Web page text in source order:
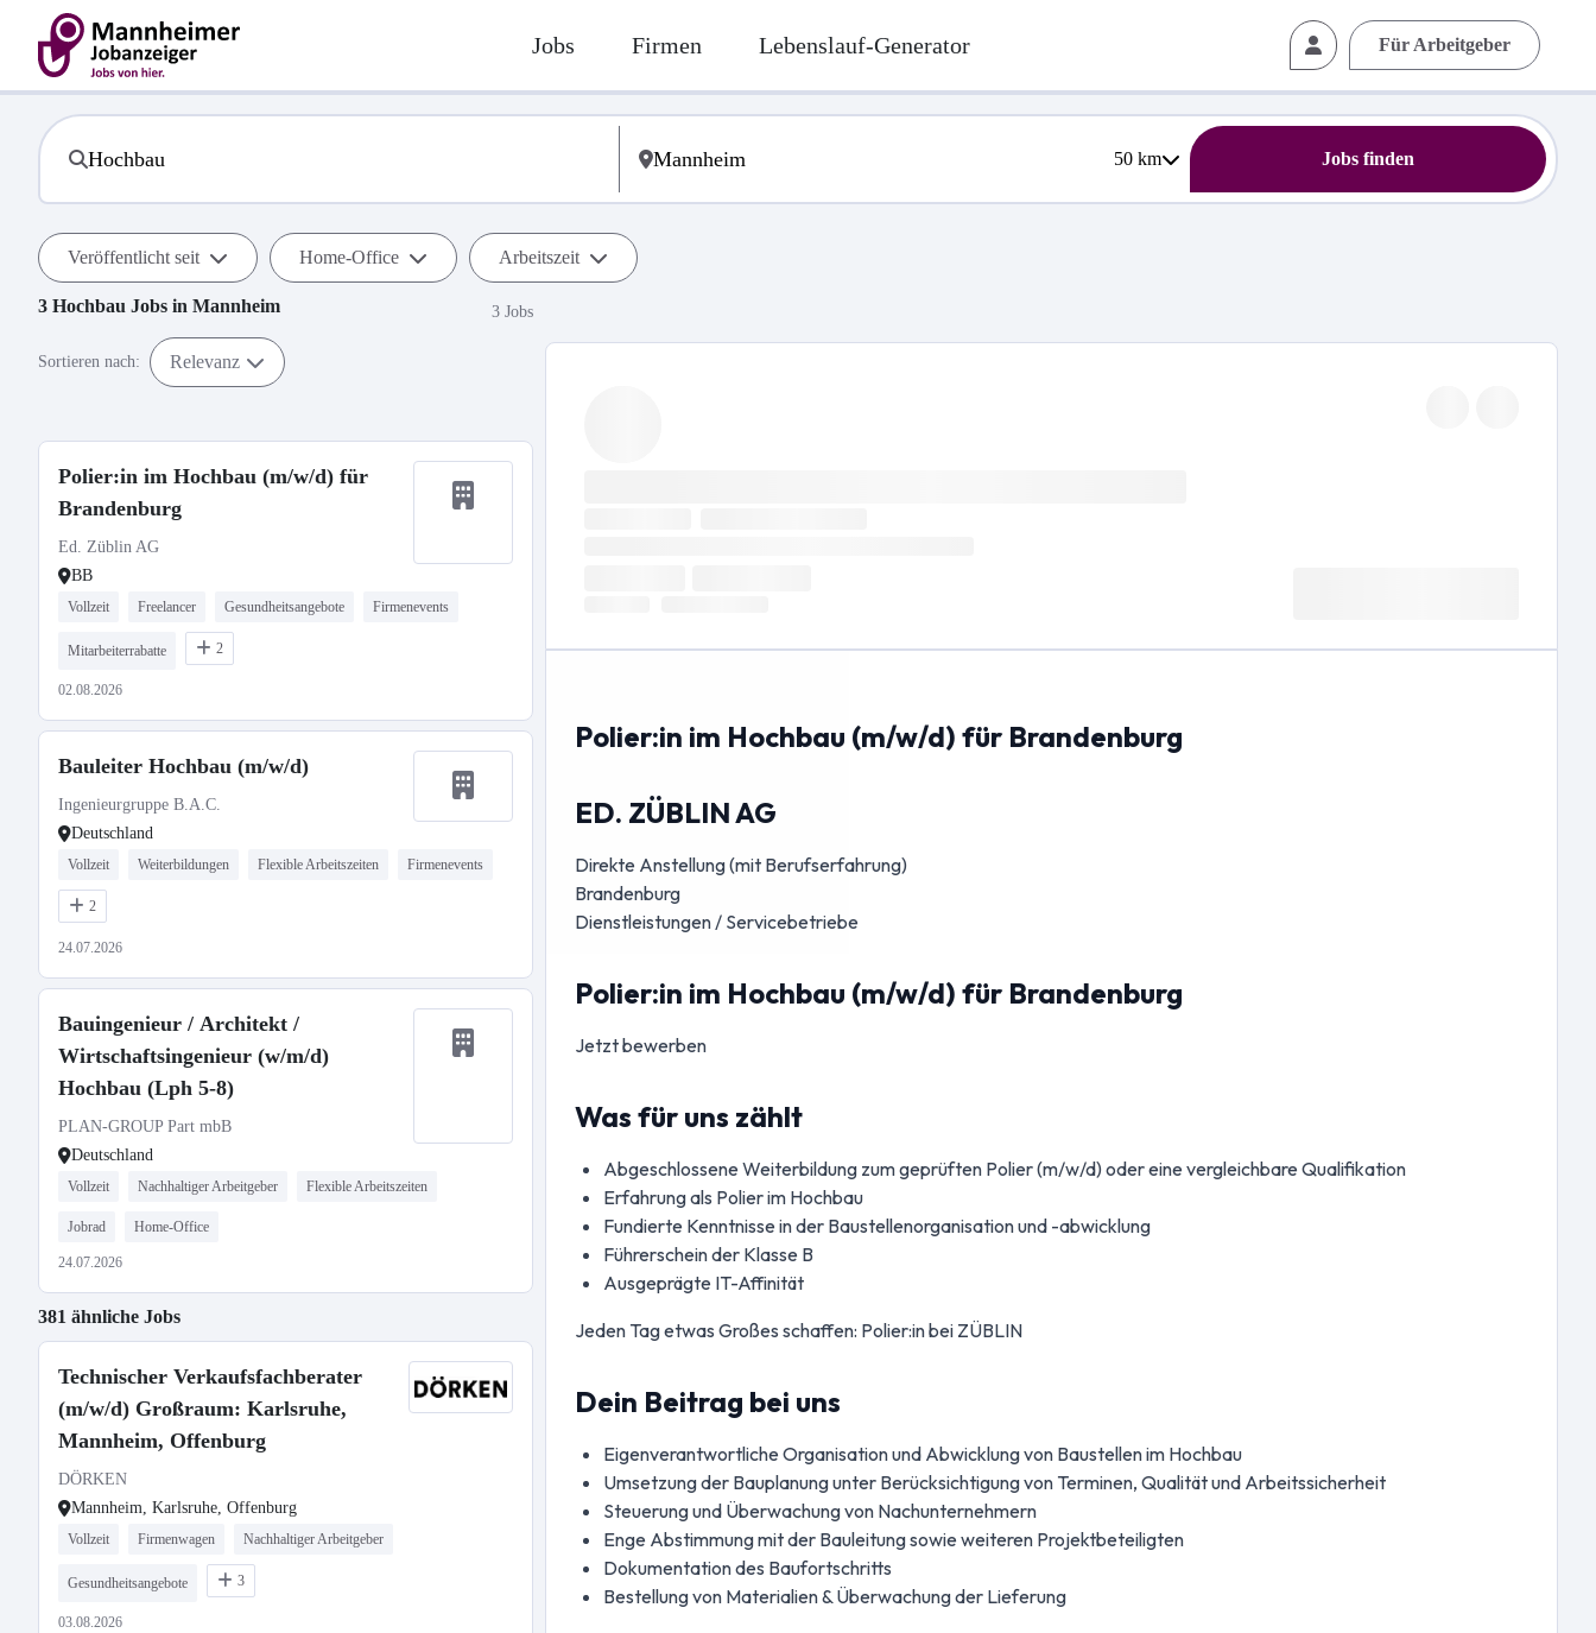
Jobs Firmen Lebenslauf-Generator Für Arbeitgeber
50km Jobs finden
Veröffentlicht seit Home-Office Arbeitszeit
3 Hochbau Jobs in Mannheim 3 Jobs
Sortieren nach: Relevanz
Polier:in im Hochbau (m/w/d) für
Brandenburg
Ed. Züblin AG
BB
Vollzeit Freelancer Gesundheitsangebote Firmenevents
Mitarbeiterrabatte 2
02.08.2026
Bauleiter Hochbau (m/w/d)
Ingenieurgruppe B.A.C.
Deutschland
Vollzeit Weiterbildungen Flexible Arbeitszeiten Firmenevents
2
24.07.2026
Bauingenieur / Architekt /
Wirtschaftsingenieur (w/m/d)
Hochbau (Lph 5-8)
PLAN-GROUP Part mbB
Deutschland
Vollzeit Nachhaltiger Arbeitgeber Flexible Arbeitszeiten
Jobrad Home-Office
24.07.2026
381 ähnliche Jobs
Technischer Verkaufsfachberater
(m/w/d) Großraum: Karlsruhe,
Mannheim, Offenburg
DÖRKEN
Mannheim, Karlsruhe, Offenburg
Vollzeit Firmenwagen Nachhaltiger Arbeitgeber
Gesundheitsangebote 3
03.08.2026